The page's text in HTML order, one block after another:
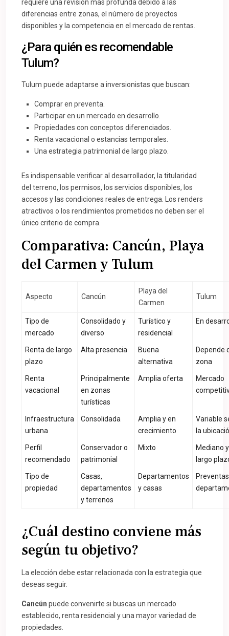
requiere una revisión más profunda debido a las
diferencias entre zonas, el número de proyectos
disponibles y la competencia en el mercado de rentas.
¿Para quién es recomendable
Tulum?
Tulum puede adaptarse a inversionistas que buscan:
Comprar en preventa.
Participar en un mercado en desarrollo.
Propiedades con conceptos diferenciados.
Renta vacacional o estancias temporales.
Una estrategia patrimonial de largo plazo.
Es indispensable verificar al desarrollador, la titularidad
del terreno, los permisos, los servicios disponibles, los
accesos y las condiciones reales de entrega. Los renders
atractivos o los rendimientos prometidos no deben ser el
único criterio de compra.
Comparativa: Cancún, Playa
del Carmen y Tulum
Aspecto Cancún
Playa del
Carmen
Tulum
Tipo de
mercado
Consolidado y
diverso
Turístico y
residencial
En
Renta de largo
plazo
Alta presencia
Buena
alternativa
Depende
zona
Renta
vacacional
Principalmente
en zonas
turísticas
Amplia oferta
Mercado
Infraestructura
urbana
Consolidada
Amplia y en
crecimiento
Variable
la
Perfil
recomendado
Conservador o
patrimonial
Mixto
Mediano y
largo
Tipo de
propiedad
Casas,
departamentos
y terrenos
Departamentos
y casas
¿Cuál destino conviene más
según tu objetivo?
La elección debe estar relacionada con la estrategia que
deseas seguir.
Cancún puede convenirte si buscas un mercado
establecido, renta residencial y una mayor variedad de
propiedades.